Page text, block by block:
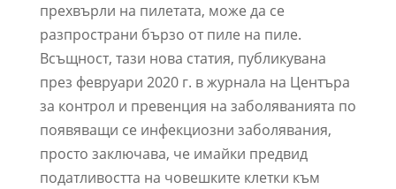
прехвърли на пилетата, може да се
разпространи бързо от пиле на пиле.
Всъщност, тази нова статия, публикувана
през февруари 2020 г. в журнала на Центъра
за контрол и превенция на заболяванията по
появяващи се инфекциозни заболявания,
просто заключава, че имайки предвид
податливостта на човешките клетки към